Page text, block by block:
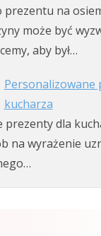
prezentu na
może być
aby był…
Personalizowane
kucharza
prezenty dla
na wyrażenie